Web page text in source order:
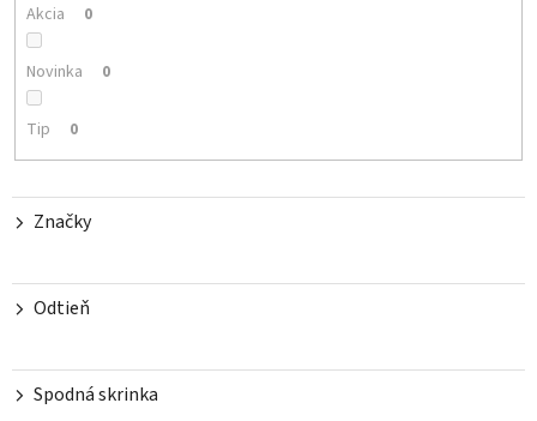
v
Akcia 0
Novinka 0
Tip 0
Značky
Odtieň
Spodná skrinka